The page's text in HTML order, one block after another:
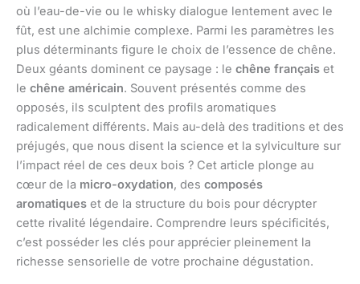
où l’eau-de-vie ou le whisky dialogue lentement avec le
fût, est une alchimie complexe. Parmi les paramètres les
plus déterminants figure le choix de l’essence de chêne.
Deux géants dominent ce paysage : le chêne français et
le chêne américain. Souvent présentés comme des
opposés, ils sculptent des profils aromatiques
radicalement différents. Mais au-delà des traditions et des
préjugés, que nous disent la science et la sylviculture sur
l’impact réel de ces deux bois ? Cet article plonge au
cœur de la micro-oxydation, des composés
aromatiques et de la structure du bois pour décrypter
cette rivalité légendaire. Comprendre leurs spécificités,
c’est posséder les clés pour apprécier pleinement la
richesse sensorielle de votre prochaine dégustation.